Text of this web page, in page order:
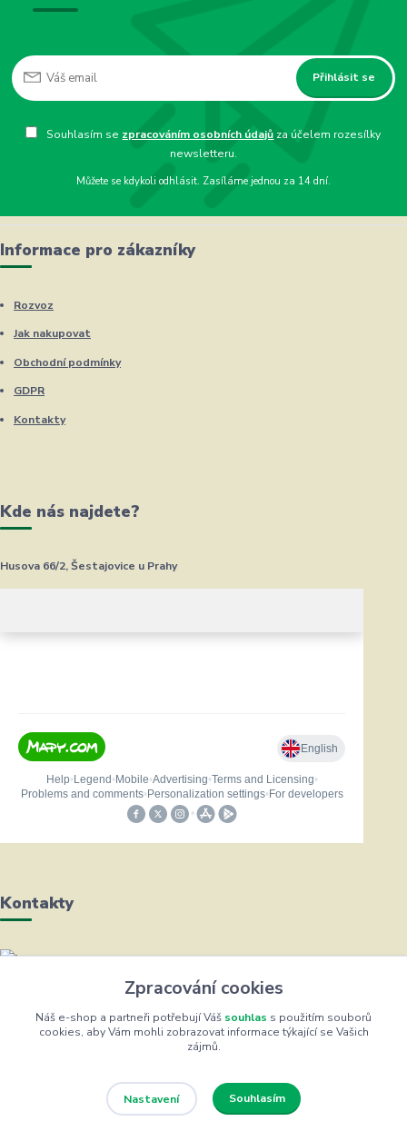
Přihlásit se
Souhlasím se zpracováním osobních údajů za účelem rozesílky
newsletteru.
Můžete se kdykoli odhlásit. Zasíláme jednou za 14 dní.
Informace pro zákazníky
Rozvoz
Jak nakupovat
Obchodní podmínky
GDPR
Kontakty
Kde nás najdete?
Husova 66/2, Šestajovice u Prahy
Kontakty
Helena Bayerová
+420 604 711 491
(Po-Čt, 8-16 hod.)
Zpracování cookies
Náš e-shop a partneři potřebují Váš souhlas s použitím souborů
cookies, aby Vám mohli zobrazovat informace týkající se Vašich
zájmů.
Nastavení Souhlasím